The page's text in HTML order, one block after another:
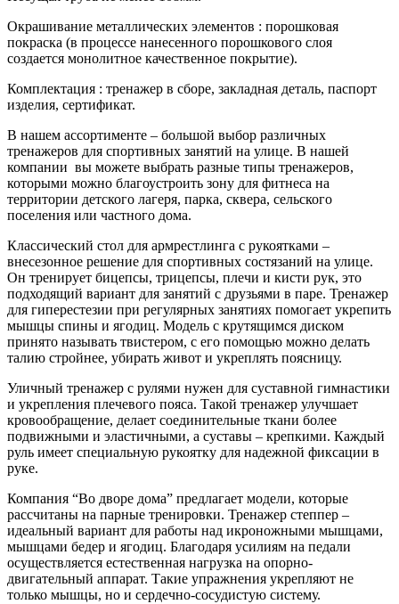
Окрашивание металлических элементов : порошковая
покраска (в процессе нанесенного порошкового слоя
создается монолитное качественное покрытие).
Комплектация : тренажер в сборе, закладная деталь, паспорт
изделия, сертификат.
В нашем ассортименте – большой выбор различных
тренажеров для спортивных занятий на улице. В нашей
компании вы можете выбрать разные типы тренажеров,
которыми можно благоустроить зону для фитнеса на
территории детского лагеря, парка, сквера, сельского
поселения или частного дома.
Классический стол для армрестлинга с рукоятками –
внесезонное решение для спортивных состязаний на улице.
Он тренирует бицепсы, трицепсы, плечи и кисти рук, это
подходящий вариант для занятий с друзьями в паре. Тренажер
для гиперестезии при регулярных занятиях помогает укрепить
мышцы спины и ягодиц. Модель с крутящимся диском
принято называть твистером, с его помощью можно делать
талию стройнее, убирать живот и укреплять поясницу.
Уличный тренажер с рулями нужен для суставной гимнастики
и укрепления плечевого пояса. Такой тренажер улучшает
кровообращение, делает соединительные ткани более
подвижными и эластичными, а суставы – крепкими. Каждый
руль имеет специальную рукоятку для надежной фиксации в
руке.
Компания “Во дворе дома” предлагает модели, которые
рассчитаны на парные тренировки. Тренажер степпер –
идеальный вариант для работы над икроножными мышцами,
мышцами бедер и ягодиц. Благодаря усилиям на педали
осуществляется естественная нагрузка на опорно-
двигательный аппарат. Такие упражнения укрепляют не
только мышцы, но и сердечно-сосудистую систему.